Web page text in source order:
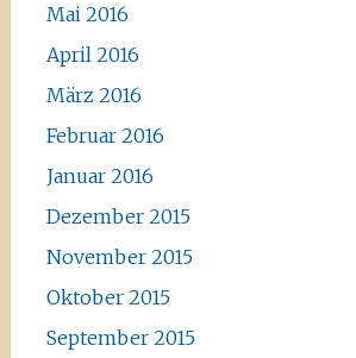
Mai 2016
April 2016
März 2016
Februar 2016
Januar 2016
Dezember 2015
November 2015
Oktober 2015
September 2015